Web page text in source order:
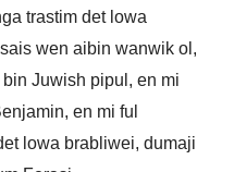
trastim det lowa
wen aibin wanwik ol,
Juwish pipul, en mi
en mi ful
lowa brabliwei, dumaji